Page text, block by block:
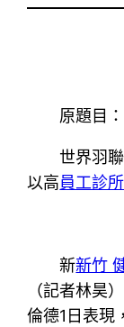
原題目：
世界羽聯
以高員工診
新新竹
（記者林昊
倫德1日表現